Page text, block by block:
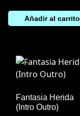
Añadir al carrito
Fantasia Herida
(Intro Outro)